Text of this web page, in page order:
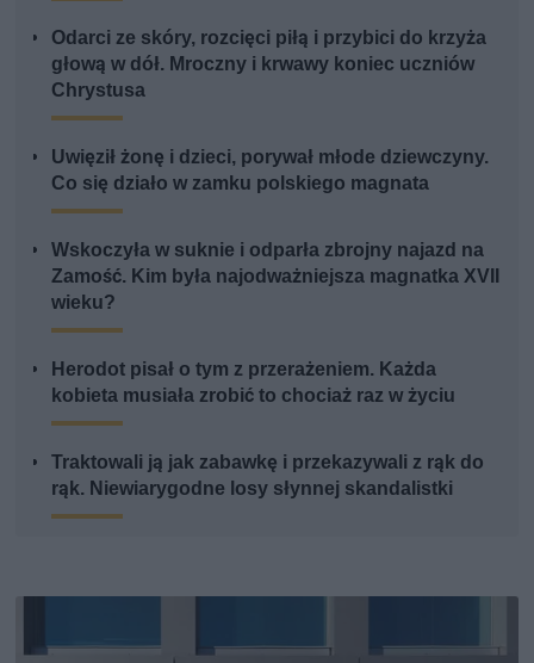
Odarci ze skóry, rozcięci piłą i przybici do krzyża
głową w dół. Mroczny i krwawy koniec uczniów
Chrystusa
Uwięził żonę i dzieci, porywał młode dziewczyny.
Co się działo w zamku polskiego magnata
Wskoczyła w suknie i odparła zbrojny najazd na
Zamość. Kim była najodważniejsza magnatka XVII
wieku?
Herodot pisał o tym z przerażeniem. Każda
kobieta musiała zrobić to chociaż raz w życiu
Traktowali ją jak zabawkę i przekazywali z rąk do
rąk. Niewiarygodne losy słynnej skandalistki